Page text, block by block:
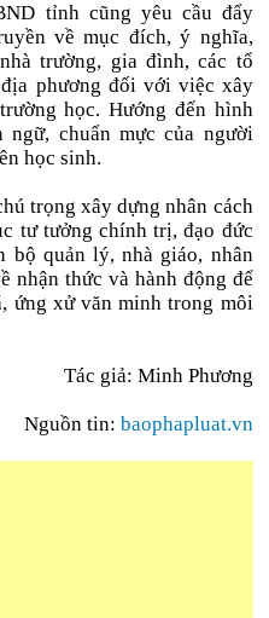
tỉnh cũng yêu cầu đẩy
về mục đích, ý nghĩa,
trường, gia đình, các tổ
phương đối với việc xây
học. Hướng đến hình
chuẩn mực của người
học sinh.
trọng xây dựng nhân cách
tư tưởng chính trị, đạo đức
bộ quản lý, nhà giáo, nhân
nhận thức và hành động để
ứng xử văn minh trong môi
Tác giả: Minh Phương
Nguồn tin: baophapluat.vn